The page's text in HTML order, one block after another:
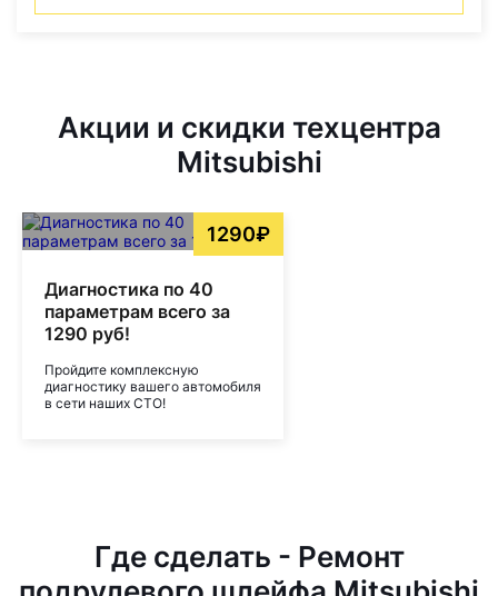
Акции и скидки техцентра
Mitsubishi
1290₽
Диагностика по 40
параметрам всего за
1290 руб!
Пройдите комплексную
диагностику вашего автомобиля
в сети наших СТО!
Где сделать - Ремонт